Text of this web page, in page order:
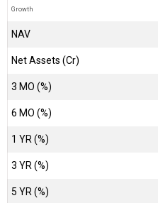
Growth
NAV
Net Assets (Cr)
3 MO (%)
6 MO (%)
1 YR (%)
3 YR (%)
5 YR (%)